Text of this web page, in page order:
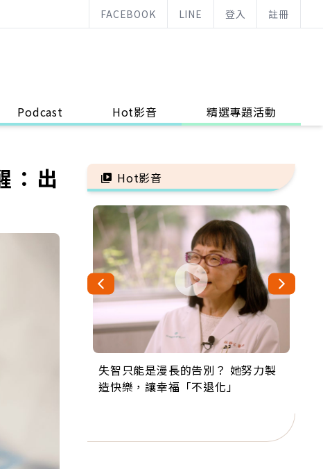
FACEBOOK LINE 登入 註冊
Podcast Hot影音 精選專題活動
：出
Hot影音
失智只能是漫長的告別？ 她努力製
造快樂，讓幸福「不退化」
來自剛果的巧克力神父 為台灣奉獻
36年 「台灣是我的家，我連作夢都
63歲卸矽谷副總、搬回台灣找快
樂！「蛋黃哥小丑」走進安養院，
104歲打破金氏世界紀錄 成為全球
最年長羽球選手，分享長壽的秘密
事業巔峰他選擇追夢…黑手阿伯拉
小提琴還登上小巨蛋！連CNN都大